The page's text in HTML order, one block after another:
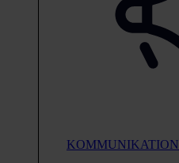
KOMMUNIKATION